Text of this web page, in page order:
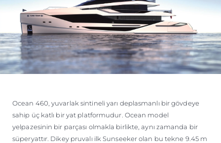
Ocean 460, yuvarlak sintineli yarı deplasmanlı bir gövdeye
sahip üç katlı bir yat platformudur. Ocean model
yelpazesinin bir parçası olmakla birlikte, aynı zamanda bir
süperyattır. Dikey pruvalı ilk Sunseeker olan bu tekne 9.45 m